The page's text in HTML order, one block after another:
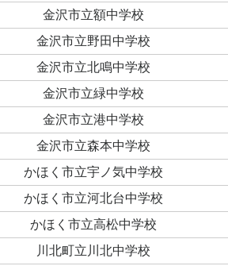
金沢市立額中学校
金沢市立野田中学校
金沢市立北鳴中学校
金沢市立緑中学校
金沢市立港中学校
金沢市立森本中学校
かほく市立宇ノ気中学校
かほく市立河北台中学校
かほく市立高松中学校
川北町立川北中学校